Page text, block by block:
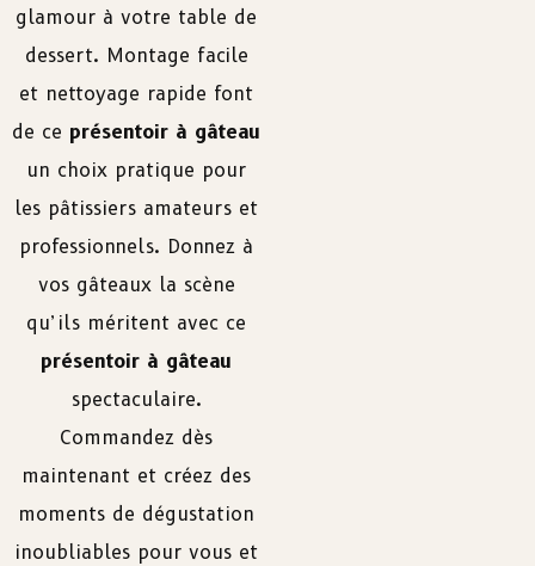
glamour à votre table de
dessert. Montage facile
et nettoyage rapide font
de ce présentoir à gâteau
un choix pratique pour
les pâtissiers amateurs et
professionnels. Donnez à
vos gâteaux la scène
qu’ils méritent avec ce
présentoir à gâteau
spectaculaire.
Commandez dès
maintenant et créez des
moments de dégustation
inoubliables pour vous et